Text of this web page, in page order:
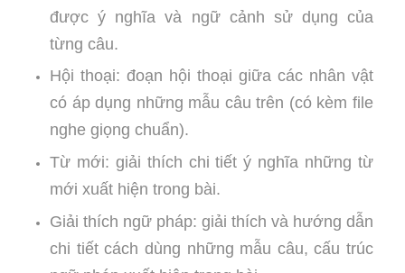
được ý nghĩa và ngữ cảnh sử dụng của
từng câu.
Hội thoại: đoạn hội thoại giữa các nhân vật
có áp dụng những mẫu câu trên (có kèm file
nghe giọng chuẩn).
Từ mới: giải thích chi tiết ý nghĩa những từ
mới xuất hiện trong bài.
Giải thích ngữ pháp: giải thích và hướng dẫn
chi tiết cách dùng những mẫu câu, cấu trúc